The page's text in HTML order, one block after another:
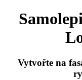
Vytvořte na